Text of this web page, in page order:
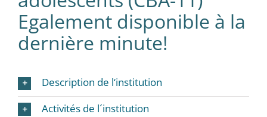
Egalement disponible à la
dernière minute!
Description de l‘institution
Activités de l´institution